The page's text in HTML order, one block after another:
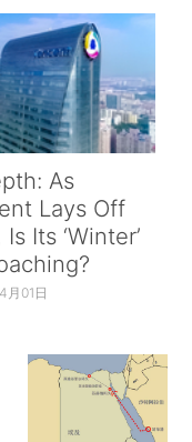
As
Lays Off
Its ‘Winter’
月01日